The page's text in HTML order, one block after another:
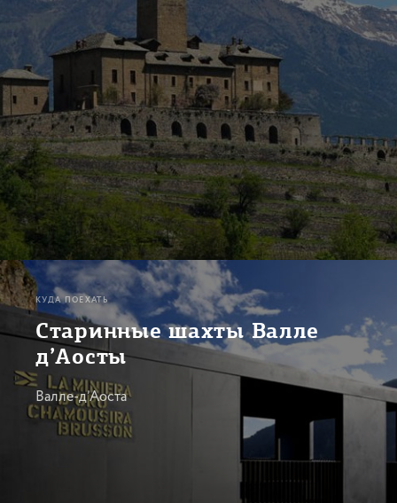
КУДА ПОЕХАТЬ
Старинные шахты Валле
д’Аосты
Валле-д’Аоста